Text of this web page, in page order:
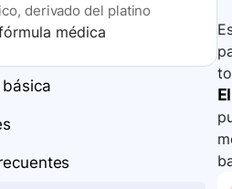
derivado del platino
médica